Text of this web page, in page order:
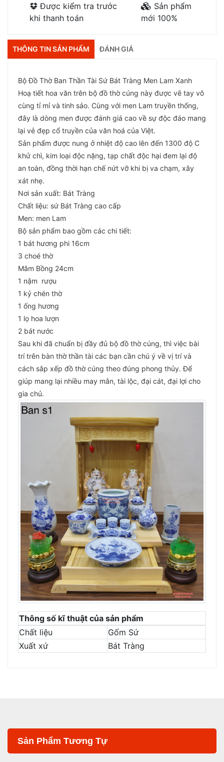
Được kiểm tra trước
khi thanh toán
Sản phẩm
mới 100%
THÔNG TIN SẢN PHẨM ĐÁNH GIÁ
Bộ Đồ Thờ Ban Thần Tài Sứ Bát Tràng Men Lam Xanh
Hoạ tiết hoa văn trên bộ đồ thờ cúng này được vẽ tay vô
cùng tỉ mỉ và tinh sảo. Cùng với men Lam truyền thống,
đây là dòng men được đánh giá cao về sự độc đáo mang
lại vẻ đẹp cổ truyền của văn hoá của Việt.
Sản phẩm được nung ở nhiệt độ cao lên đến 1300 độ C
khử chì, kim loại độc nặng, tạp chất độc hại đem lại độ
an toàn, đồng thời hạn chế nứt vỡ khi bị va chạm, xây
xát nhẹ.
Nơi sản xuất: Bát Tràng
Chất liệu: sứ Bát Tràng cao cấp
Men: men Lam
Bộ sản phẩm bao gồm các chi tiết:
1 bát hương phi 16cm
3 choé thờ
Mâm Bồng 24cm
1 nậm rượu
1 kỷ chén thờ
1 ống hương
1 lọ hoa lượn
2 bát nước
Sau khi đã chuẩn bị đầy đủ bộ đồ thờ cúng, thì việc bài
trí trên bàn thờ thần tài các bạn cần chú ý về vị trí và
cách sắp xếp đồ thờ cúng theo đúng phong thủy. Để
giúp mang lại nhiều may mắn, tài lộc, đại cát, đại lợi cho
gia chủ.
Thông số kĩ thuật của sản phẩm
Chất liệu
Gốm Sứ
Xuất xứ
Bát Tràng
Sản Phẩm Tương Tự